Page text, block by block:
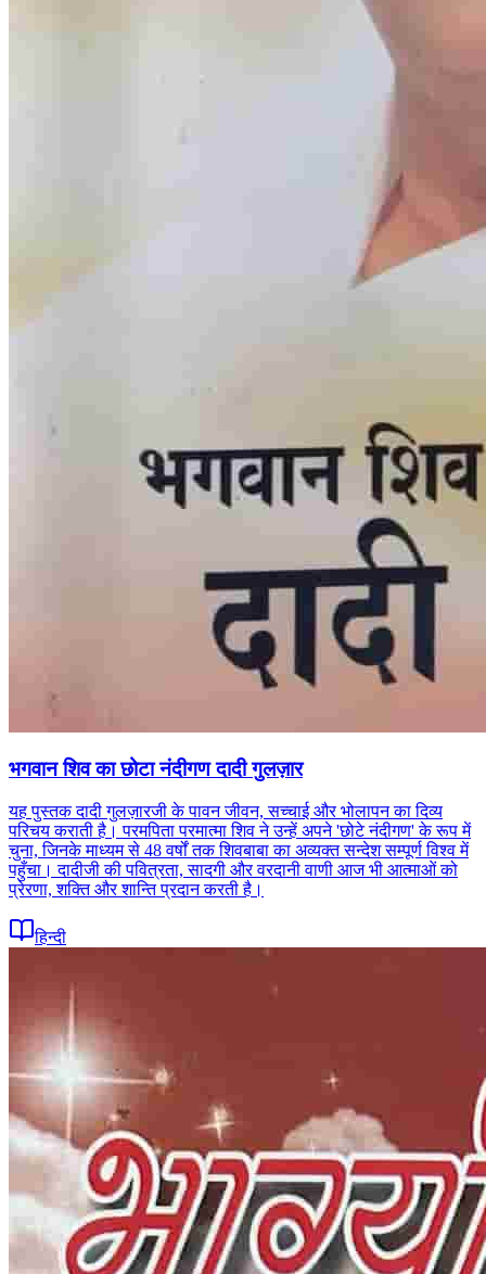
भगवान शिव का छोटा नंदीगण दादी गुलज़ार
यह पुस्तक दादी गुलज़ारजी के पावन जीवन, सच्चाई और भोलापन का दिव्य
परिचय कराती है। परमपिता परमात्मा शिव ने उन्हें अपने 'छोटे नंदीगण' के रूप में
चुना, जिनके माध्यम से 48 वर्षों तक शिवबाबा का अव्यक्त सन्देश सम्पूर्ण विश्व में
पहुँचा। दादीजी की पवित्रता, सादगी और वरदानी वाणी आज भी आत्माओं को
प्रेरणा, शक्ति और शान्ति प्रदान करती है।
हिन्दी